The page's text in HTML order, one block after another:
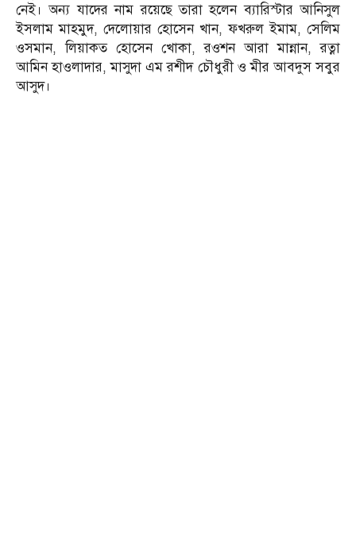
নেই। অন্য যাদের নাম রয়েছে তারা হলেন ব্যারিস্টার আনিসুল
ইসলাম মাহমুদ, দেলোয়ার হোসেন খান, ফখরুল ইমাম, সেলিম
ওসমান, লিয়াকত হোসেন খোকা, রওশন আরা মান্নান, রত্না
আমিন হাওলাদার, মাসুদা এম রশীদ চৌধুরী ও মীর আবদুস সবুর
আসুদ।